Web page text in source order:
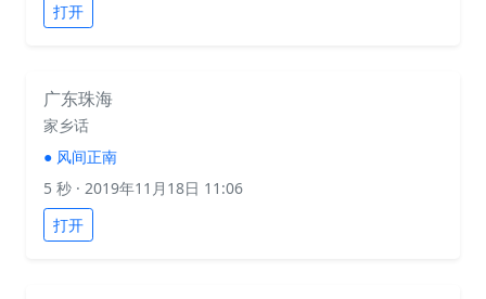
打开
广东珠海
家乡话
● 风间正南
5 秒 · 2019年11月18日 11:06
打开